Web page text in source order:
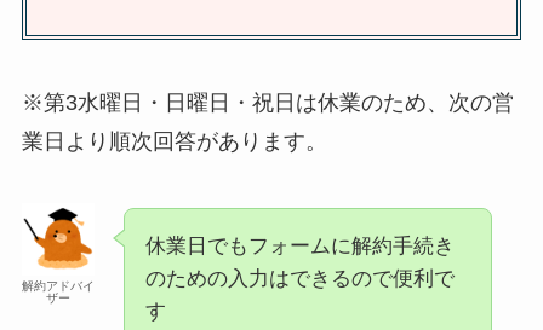
※第3水曜日・日曜日・祝日は休業のため、次の営
業日より順次回答があります。
解約アドバイ
ザー
休業日でもフォームに解約手続き
のための入力はできるので便利で
す